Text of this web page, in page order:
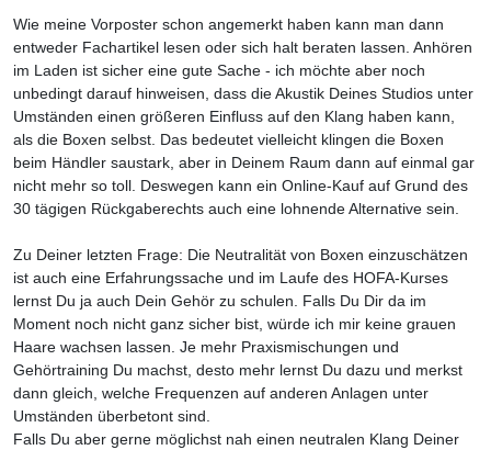
Wie meine Vorposter schon angemerkt haben kann man dann
entweder Fachartikel lesen oder sich halt beraten lassen. Anhören
im Laden ist sicher eine gute Sache - ich möchte aber noch
unbedingt darauf hinweisen, dass die Akustik Deines Studios unter
Umständen einen größeren Einfluss auf den Klang haben kann,
als die Boxen selbst. Das bedeutet vielleicht klingen die Boxen
beim Händler saustark, aber in Deinem Raum dann auf einmal gar
nicht mehr so toll. Deswegen kann ein Online-Kauf auf Grund des
30 tägigen Rückgaberechts auch eine lohnende Alternative sein.
Zu Deiner letzten Frage: Die Neutralität von Boxen einzuschätzen
ist auch eine Erfahrungssache und im Laufe des HOFA-Kurses
lernst Du ja auch Dein Gehör zu schulen. Falls Du Dir da im
Moment noch nicht ganz sicher bist, würde ich mir keine grauen
Haare wachsen lassen. Je mehr Praxismischungen und
Gehörtraining Du machst, desto mehr lernst Du dazu und merkst
dann gleich, welche Frequenzen auf anderen Anlagen unter
Umständen überbetont sind.
Falls Du aber gerne möglichst nah einen neutralen Klang Deiner